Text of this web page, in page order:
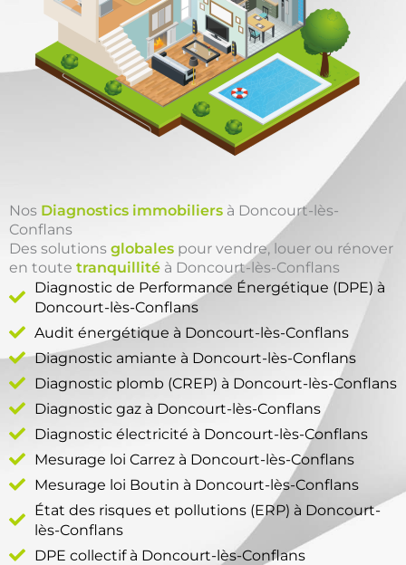
Nos Diagnostics immobiliers à Doncourt-lès-
Conflans
Des solutions globales pour vendre, louer ou rénover
en toute tranquillité à Doncourt-lès-Conflans
Diagnostic de Performance Énergétique (DPE) à
Doncourt-lès-Conflans
Audit énergétique à Doncourt-lès-Conflans
Diagnostic amiante à Doncourt-lès-Conflans
Diagnostic plomb (CREP) à Doncourt-lès-Conflans
Diagnostic gaz à Doncourt-lès-Conflans
Diagnostic électricité à Doncourt-lès-Conflans
Mesurage loi Carrez à Doncourt-lès-Conflans
Mesurage loi Boutin à Doncourt-lès-Conflans
État des risques et pollutions (ERP) à Doncourt-
lès-Conflans
DPE collectif à Doncourt-lès-Conflans